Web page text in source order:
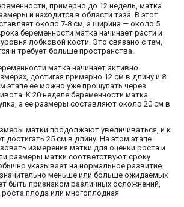
примерно до 12 недель, матка
и находится в области таза. В этот
около 7-8 см, а ширина — около 5
беременности матка начинает расти и
лобковой кости. Это связано с тем,
и требует больше пространства.
матка начинает активно
достигая примерно 12 см в длину и 8
этапе ее можно уже прощупать через
К 20 неделе беременности матка
а ее размеры составляют около 20 см в
матки продолжают увеличиваться, и к
достигать 25 см в длину. На этом этапе
измерения матки для оценки роста и
размеры матки соответствуют сроку
указывает на нормальное развитие.
меньше или больше ожидаемых
быть признаком различных осложнений,
плода или многоплодная